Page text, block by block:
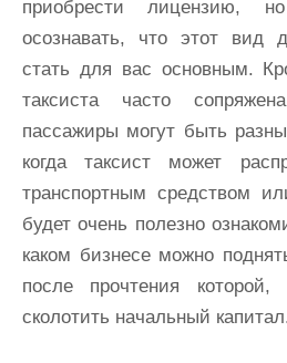
приобрести лицензию,
осознавать, что этот вид
стать для вас основным.
таксиста часто
пассажиры могут быть
когда таксист может
транспортным средством
будет очень полезно
каком бизнесе можно
после прочтения
сколотить начальный